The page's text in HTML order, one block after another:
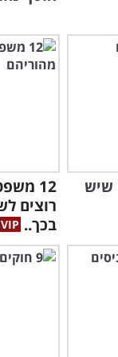
שיש
12
רוצים
בכך..